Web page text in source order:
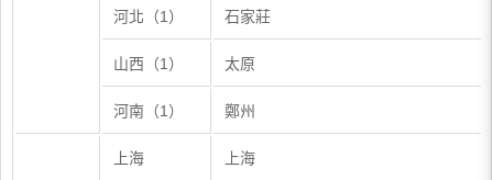
河北（1） 石家莊
山西（1） 太原
河南（1） 鄭州
上海 上海